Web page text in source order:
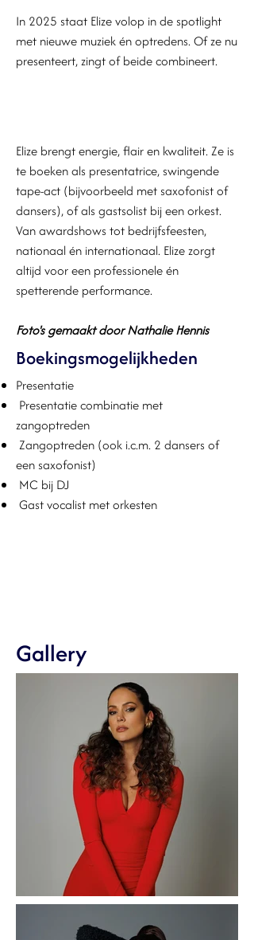
In 2025 staat Elize volop in de spotlight
met nieuwe muziek én optredens. Of ze nu
presenteert, zingt of beide combineert.
Elize brengt energie, flair en kwaliteit. Ze is
te boeken als presentatrice, swingende
tape-act (bijvoorbeeld met saxofonist of
dansers), of als gastsolist bij een orkest.
Van awardshows tot bedrijfsfeesten,
nationaal én internationaal. Elize zorgt
altijd voor een professionele én
spetterende performance.
Foto's gemaakt door Nathalie Hennis
Boekingsmogelijkheden
Presentatie
Presentatie combinatie met
zangoptreden
Zangoptreden (ook i.c.m. 2 dansers of
een saxofonist)
MC bij DJ
Gast vocalist met orkesten
Gallery